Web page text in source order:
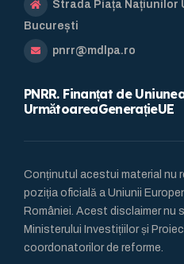
Strada Piața Națiunilor
București
pnrr@mdlpa.ro
PNRR. Finanțat de
UrmătoareaGenerațieUE
Conținutul acestui material nu
poziția oficială a Uniunii
României. Acest disclaimer nu
Ministerului Investițiilor și
coordonatorilor de reforme.